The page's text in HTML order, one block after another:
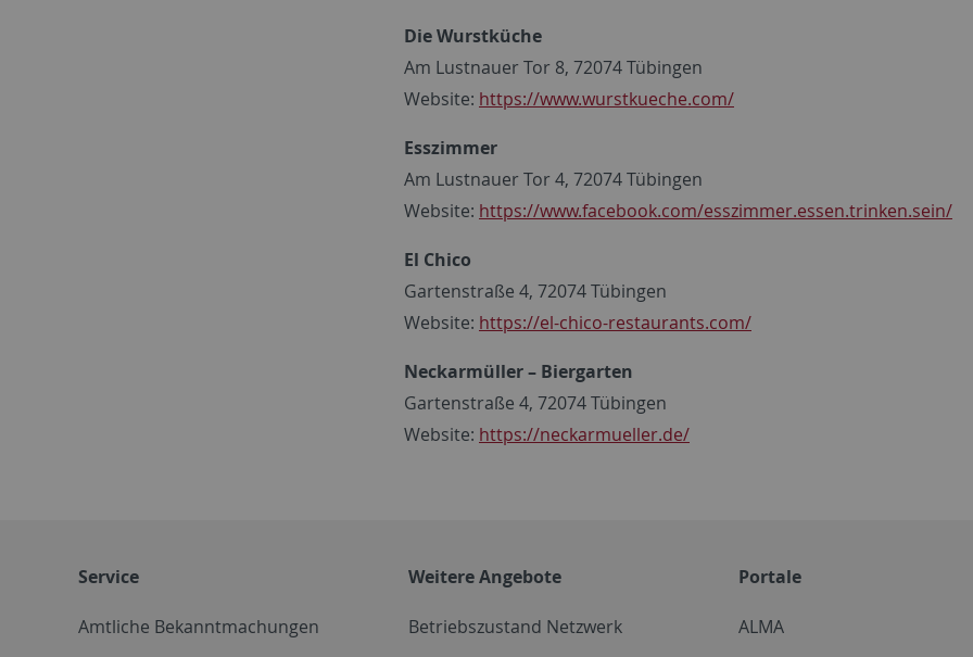
Die Wurstküche
Am Lustnauer Tor 8, 72074 Tübingen
Website: https://www.wurstkueche.com/
Esszimmer
Am Lustnauer Tor 4, 72074 Tübingen
Website: https://www.facebook.com/esszimmer.essen.trinken.sein/
El Chico
Gartenstraße 4, 72074 Tübingen
Website: https://el-chico-restaurants.com/
Neckarmüller – Biergarten
Gartenstraße 4, 72074 Tübingen
Website: https://neckarmueller.de/
Service
Amtliche Bekanntmachungen
Weitere Angebote
Betriebszustand Netzwerk
Portale
ALMA